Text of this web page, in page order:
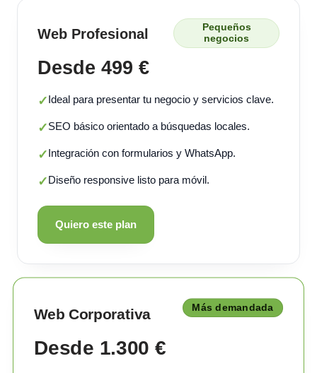
Web Profesional
Pequeños
negocios
Desde 499 €
✓Ideal para presentar tu negocio y servicios clave.
✓SEO básico orientado a búsquedas locales.
✓Integración con formularios y WhatsApp.
✓Diseño responsive listo para móvil.
Quiero este plan
Web Corporativa Más demandada
Desde 1.300 €